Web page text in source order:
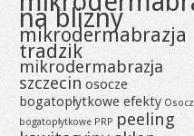
na blizny
mikrodermabrazja
tradzik
mikrodermabrazja
szczecin osocze
bogatopłytkowe efekty
bogatopłytkowe PRP peeling